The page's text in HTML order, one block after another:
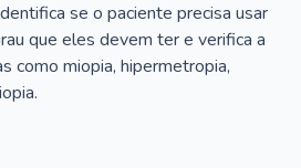
se o paciente precisa usar
que eles devem ter e verifica a
como miopia, hipermetropia,